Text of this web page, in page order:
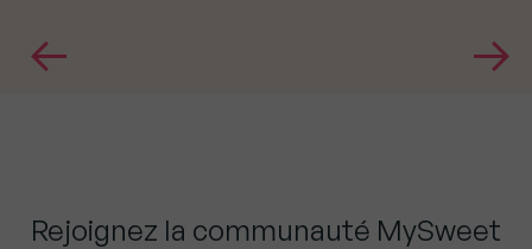
Rejoignez la communauté MySweet